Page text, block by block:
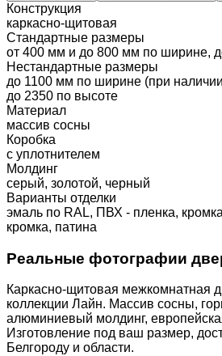
Конструкция
каркасно-щитовая
Стандартные размеры
от 400 мм и до 800 мм по ширине,
Нестандартные размеры
до 1100 мм по ширине (при
до 2350 по высоте
Материал
массив сосны
Коробка
с уплотнителем
Молдинг
серый, золотой, черный
Варианты отделки
эмаль по RAL, ПВХ - пленка,
кромка, патина
Реальные фотографии
Каркасно-щитовая межкомнатная
коллекции Лайн. Массив сосны,
алюминиевый молдинг,
Изготовление под ваш размер,
Белгороду и области.